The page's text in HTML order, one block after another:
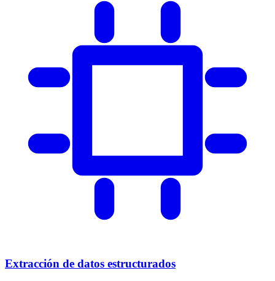
Extracción de datos estructurados